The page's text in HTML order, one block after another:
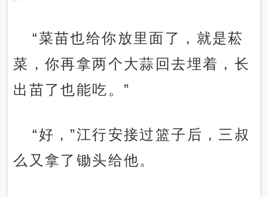
“菜苗也给你放里面了，就是菘
菜，你再拿两个大蒜回去埋着，长
出苗了也能吃。”
“好，”江行安接过篮子后，三叔
么又拿了锄头给他。